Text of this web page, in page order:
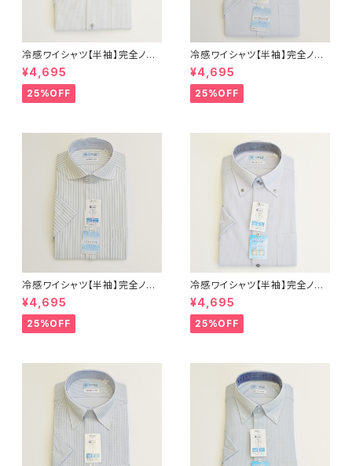
冷感ワイシャツ【半袖】完全ノー
アイロン i-Shirt｜-2℃冷却 形
態安定 レギュラーシルエット セ
ミワイドカラー ドビー メンズ ビ
ジネス dhy193t-sw-12 L.グ
¥4,695
25%OFF
冷感ワイシャツ【半袖】完全ノー
アイロン i-Shirt｜-2℃冷却 形
態安定 レギュラーシルエット セ
ミワイドカラー ドビー メンズ ビ
ジネス exha14-sw-81 サック
¥4,695
25%OFF
冷感ワイシャツ【半袖】完全ノー
アイロン i-Shirt｜-2℃冷却 形
態安定 レギュラーシルエット カ
ッタウェイ ストライプ メンズ ビ
ジネス exha11-cw-12 L.グレ
¥4,695
25%OFF
冷感ワイシャツ【半袖】完全ノー
アイロン i-Shirt｜-2℃冷却 形
態安定 レギュラーシルエット ボ
タンダウン ドビー メンズ ビジネ
¥4,695
25%OFF